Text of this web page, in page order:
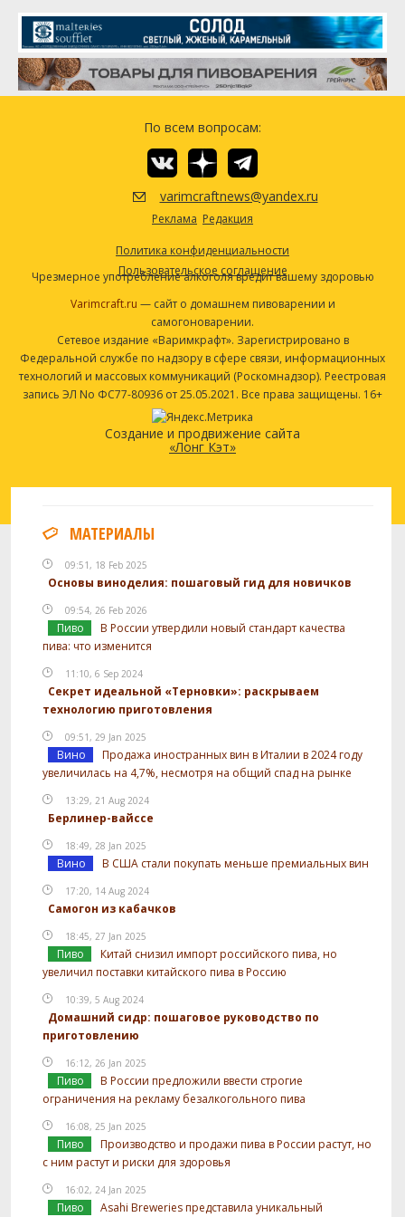
Чинук (Chinook)
28.35 г
Симкое (Simcoe)
28.35 г
Дрожжи
Safale American (DCL/Fermentis
2 шт
Посмотреть рецепт полностью
По всем вопросам:
varimcraftnews@yandex.ru
Реклама Редакция
Политика конфиденциальности
Пользовательское соглашение
Чрезмерное употребление алкоголя вредит вашему здоровью
Varimcraft.ru — сайт о домашнем пивоварении и
самогоноварении.
Сетевое издание «Варимкрафт». Зарегистрировано в
Федеральной службе по надзору в сфере связи, информационных
технологий и массовых коммуникаций (Роскомнадзор). Реестровая
запись ЭЛ No ФС77-80936 от 25.05.2021. Все права защищены. 16+
Создание и продвижение сайта
«Лонг Кэт»
МАТЕРИАЛЫ
09:51, 18 Feb 2025
Основы виноделия: пошаговый гид для новичков
09:54, 26 Feb 2026
Пиво
В России утвердили новый стандарт качества
пива: что изменится
11:10, 6 Sep 2024
Секрет идеальной «Терновки»: раскрываем
технологию приготовления
09:51, 29 Jan 2025
Вино
Продажа иностранных вин в Италии в 2024 году
увеличилась на 4,7%, несмотря на общий спад на рынке
13:29, 21 Aug 2024
Берлинер-вайссе
18:49, 28 Jan 2025
Вино В США стали покупать меньше премиальных вин
17:20, 14 Aug 2024
Самогон из кабачков
18:45, 27 Jan 2025
Пиво
Китай снизил импорт российского пива, но
увеличил поставки китайского пива в Россию
10:39, 5 Aug 2024
Домашний сидр: пошаговое руководство по
приготовлению
16:12, 26 Jan 2025
Пиво
В России предложили ввести строгие
ограничения на рекламу безалкогольного пива
16:08, 25 Jan 2025
Пиво
Производство и продажи пива в России растут, но
с ним растут и риски для здоровья
16:02, 24 Jan 2025
Пиво Asahi Breweries представила уникальный